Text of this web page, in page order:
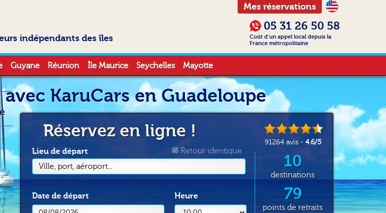
Mes réservations
indépendants des îles
05 31 26 50 58
Coût d’un appel local depuis la
France métropolitaine
Guyane Réunion Île Maurice Seychelles Mayotte
KaruCars en Guadeloupe
91264avis - 4.6/5
Réservez en ligne !
Lieu de départ
Ville, port, aéroport...
Retour identique
Datede départ Heure
10
destinations
79
points de retraits